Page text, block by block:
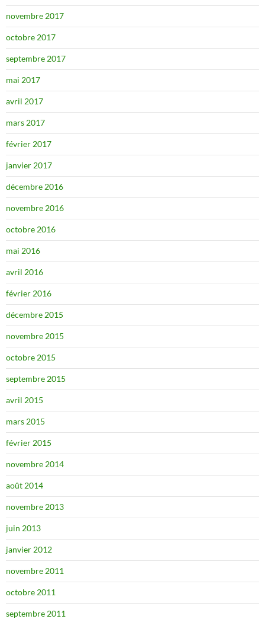
novembre 2017
octobre 2017
septembre 2017
mai 2017
avril 2017
mars 2017
février 2017
janvier 2017
décembre 2016
novembre 2016
octobre 2016
mai 2016
avril 2016
février 2016
décembre 2015
novembre 2015
octobre 2015
septembre 2015
avril 2015
mars 2015
février 2015
novembre 2014
août 2014
novembre 2013
juin 2013
janvier 2012
novembre 2011
octobre 2011
septembre 2011